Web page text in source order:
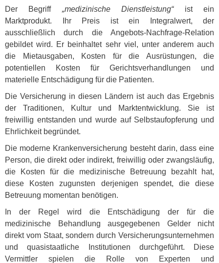
Der Begriff „medizinische Dienstleistung“ist ein
Marktprodukt. Ihr Preis ist ein Integralwert, der
ausschließlich durch die Angebots-Nachfrage-Relation
gebildet wird. Er beinhaltet sehr viel, unter anderem auch
die Mietausgaben, Kosten für die Ausrüstungen, die
potentiellen Kosten für Gerichtsverhandlungen und
materielle Entschädigung für die Patienten.
Die Versicherung in diesen Ländern ist auch das Ergebnis
der Traditionen, Kultur und Marktentwicklung. Sie ist
freiwillig entstanden und wurde auf Selbstaufopferung und
Ehrlichkeit begründet.
Die moderne Krankenversicherung besteht darin, dass eine
Person, die direkt oder indirekt, freiwillig oder zwangsläufig,
die Kosten für die medizinische Betreuung bezahlt hat,
diese Kosten zugunsten derjenigen spendet, die diese
Betreuung momentan benötigen.
In der Regel wird die Entschädigung der für die
medizinische Behandlung ausgegebenen Gelder nicht
direkt vom Staat, sondern durch Versicherungsunternehmen
und quasistaatliche Institutionen durchgeführt. Diese
Vermittler spielen die Rolle von Experten und